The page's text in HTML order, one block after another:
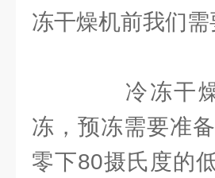
冻干燥机前我们
冷冻干燥
冻，预冻需要准
零下80摄氏度的